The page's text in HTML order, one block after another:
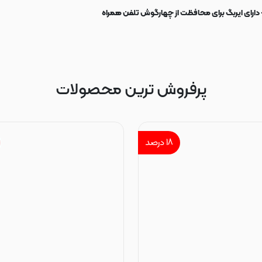
دارای ایربگ برای محافظت از چهارگوش تلفن همراه
پرفروش ترین محصولات
۱۸درصد